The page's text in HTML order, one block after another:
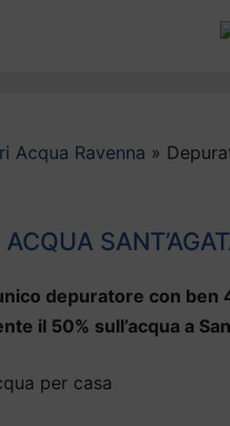
Acqua Ravenna »
ACQUA
depuratore con ben
il 50% sull’acqua a